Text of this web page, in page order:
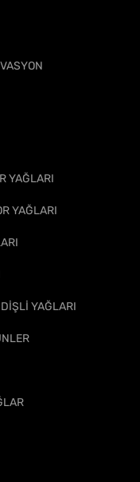
YAĞLARI
YAĞLARI
YAĞLARI